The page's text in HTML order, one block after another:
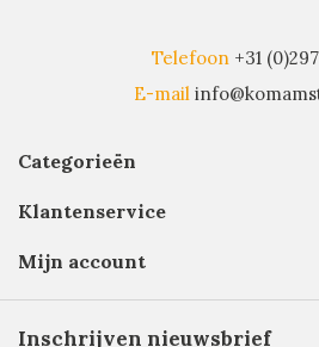
Telefoon +31
E-mail
Categorieën
Klantenservice
Mijn account
Inschrijven nieuwsbrief